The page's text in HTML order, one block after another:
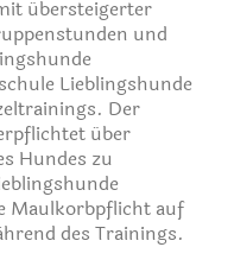
übersteigerter
und
Lieblingshunde
Der
über
Hundes zu
Maulkorbpflicht auf
des Trainings.